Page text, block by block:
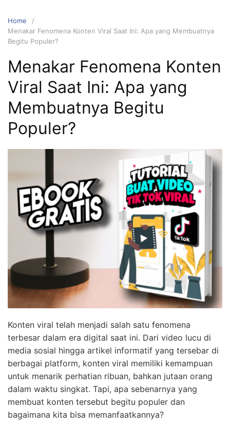
Home
Menakar Fenomena Konten Viral Saat Ini: Apa yang Membuatnya
Begitu Populer?
Menakar Fenomena Konten
Viral Saat Ini: Apa yang
Membuatnya Begitu
Populer?
Konten viral telah menjadi salah satu fenomena
terbesar dalam era digital saat ini. Dari video lucu di
media sosial hingga artikel informatif yang tersebar di
berbagai platform, konten viral memiliki kemampuan
untuk menarik perhatian ribuan, bahkan jutaan orang
dalam waktu singkat. Tapi, apa sebenarnya yang
membuat konten tersebut begitu populer dan
bagaimana kita bisa memanfaatkannya?